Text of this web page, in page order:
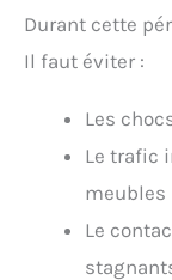
Durant cette
Il faut éviter :
Les
Le trafic
meubles
Le